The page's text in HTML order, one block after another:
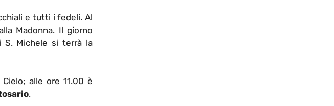
e tutti i fedeli. Al
Madonna. Il giorno
S. Michele si terrà la
alle ore 11.00 è
.